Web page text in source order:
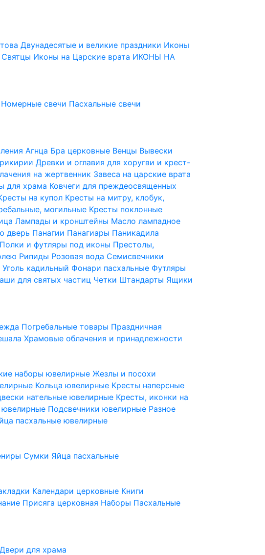
Двунадесятые и великие праздники Иконы
Святцы Иконы на Царские врата ИКОНЫ НА
Номерные свечи Пасхальные свечи
Агнца Бра церковные Венцы Вывески
Древки и оглавия для хоругви и крест-
на жертвенник Завеса на царские врата
для храма Ковчеги для преждеосвященных
на купол Кресты на митру, клобук,
могильные Кресты поклонные
Лампады и кронштейны Масло лампадное
дверь Панагии Панагиары Паникадила
Полки и футляры под иконы Престолы,
Рипиды Розовая вода Семисвечники
Уголь кадильный Фонари пасхальные Футляры
для святых частиц Четки Штандарты Ящики
Погребальные товары Праздничная
Храмовые облачения и принадлежности
наборы ювелирныеЖезлы и посохи
Кольца ювелирные Кресты наперсные
нательные ювелирные Кресты, иконки на
ювелирные Подсвечники ювелирные Разное
пасхальные ювелирные
Сумки Яйца пасхальные
Календари церковные Книги
Присяга церковная Наборы Пасхальные
Двери для храма